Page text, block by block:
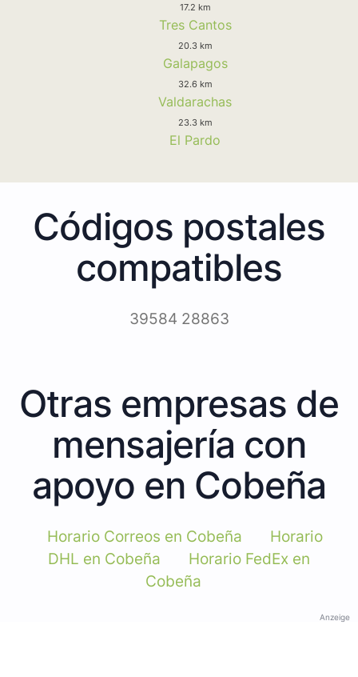
17.2 km
Tres Cantos
20.3 km
Galapagos
32.6 km
Valdarachas
23.3 km
El Pardo
Códigos postales
compatibles
39584 28863
Otras empresas de
mensajería con
apoyo en Cobeña
Horario Correos en Cobeña
Horario
DHL en Cobeña
Horario FedEx en
Cobeña
Anzeige